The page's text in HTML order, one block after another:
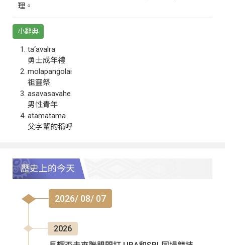
理。
小辭典
ta‘avalra
勇士成年禮
molapangolai
祖靈祭
asavasavahe
男性青年
atamatama
父字輩的稱呼
歷史上的今天
2026/ 08/ 07
2026